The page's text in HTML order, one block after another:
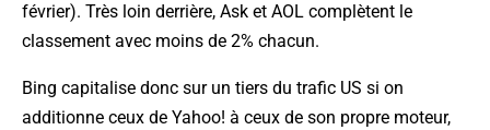
février). Très loin derrière, Ask et AOL complètent le
classement avec moins de 2% chacun.
Bing capitalise donc sur un tiers du trafic US si on
additionne ceux de Yahoo! à ceux de son propre moteur,